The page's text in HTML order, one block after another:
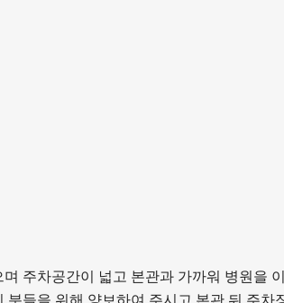
주차공간이 넓고 본관과 가까워 병원을
들을 위해 양보하여 주시고 본관 뒤 주